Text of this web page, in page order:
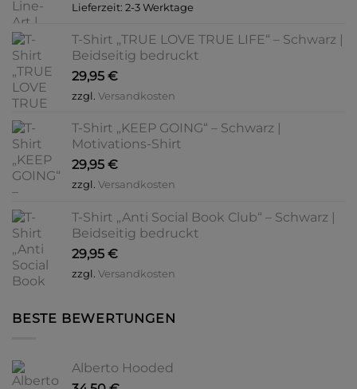
Lieferzeit: 2-3 Werktage
T-Shirt „TRUE LOVE TRUE LIFE“ – Schwarz |
Beidseitig bedruckt
29,95 €
zzgl. Versandkosten
T-Shirt „KEEP GOING“ – Schwarz |
Motivations-Shirt
29,95 €
zzgl. Versandkosten
T-Shirt „Anti Social Book Club“ – Schwarz |
Beidseitig bedruckt
29,95 €
zzgl. Versandkosten
BESTE BEWERTUNGEN
Alberto Hooded